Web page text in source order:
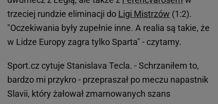
trzeciej rundzie eliminacji do Ligi Mistrzów (1:2).
"Oczekiwania były zupełnie inne. A realia są takie, że
w Lidze Europy zagra tylko Sparta" - czytamy.
Sport.cz cytuje Stanislava Tecla. - Schrzaniłem to,
bardzo mi przykro - przepraszał po meczu napastnik
Slavii, który żałował zmarnowanych szans